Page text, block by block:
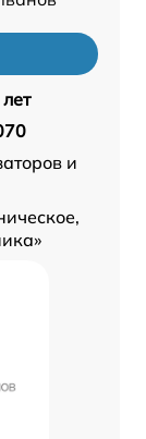
и